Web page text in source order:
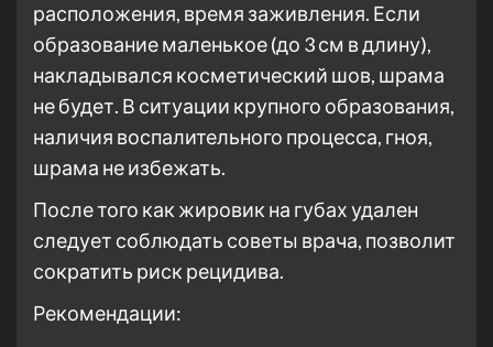
расположения, время заживления. Если
образование маленькое (до 3 см в длину),
накладывался косметический шов, шрама
не будет. В ситуации крупного образования,
наличия воспалительного процесса, гноя,
шрама не избежать.
После того как жировик на губах удален
следует соблюдать советы врача, позволит
сократить риск рецидива.
Рекомендации: